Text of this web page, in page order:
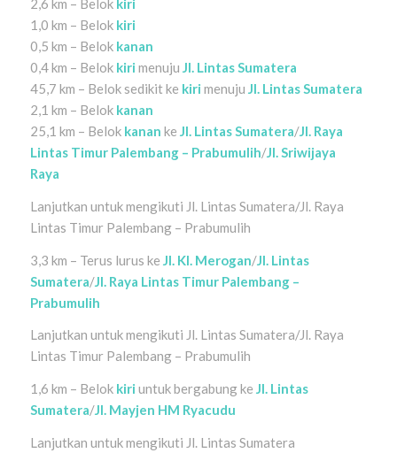
2,6 km – Belok kiri
1,0 km – Belok kiri
0,5 km – Belok kanan
0,4 km – Belok kiri menuju Jl. Lintas Sumatera
45,7 km – Belok sedikit ke kiri menuju Jl. Lintas Sumatera
2,1 km – Belok kanan
25,1 km – Belok kanan ke Jl. Lintas Sumatera/Jl. Raya
Lintas Timur Palembang – Prabumulih/Jl. Sriwijaya
Raya
Lanjutkan untuk mengikuti Jl. Lintas Sumatera/Jl. Raya
Lintas Timur Palembang – Prabumulih
3,3 km – Terus lurus ke Jl. KI. Merogan/Jl. Lintas
Sumatera/Jl. Raya Lintas Timur Palembang –
Prabumulih
Lanjutkan untuk mengikuti Jl. Lintas Sumatera/Jl. Raya
Lintas Timur Palembang – Prabumulih
1,6 km – Belok kiri untuk bergabung ke Jl. Lintas
Sumatera/Jl. Mayjen HM Ryacudu
Lanjutkan untuk mengikuti Jl. Lintas Sumatera